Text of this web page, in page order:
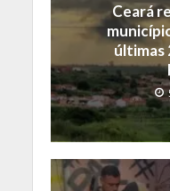
Ceará
últimas